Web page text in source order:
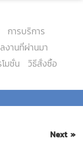
การบริการ
งานที่ผ่านมา
มชั่น
วิธีสั่งซื้อ
Next »